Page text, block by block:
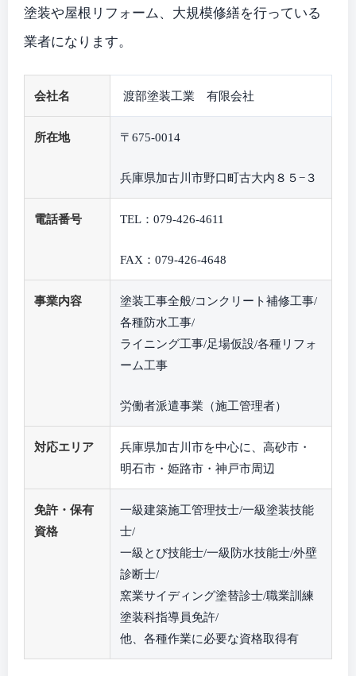
塗装や屋根リフォーム、大規模修繕を行っている
業者になります。
会社名 渡部塗装工業 有限会社
所在地 〒675-0014
兵庫県加古川市野口町古大内８５−３
電話番号 TEL：079-426-4611
FAX：079-426-4648
事業内容
塗装工事全般/コンクリート補修工事/
各種防水工事/
ライニング工事/足場仮設/各種リフォ
ーム工事
労働者派遣事業（施工管理者）
対応エリア
兵庫県加古川市を中心に、高砂市・
明石市・姫路市・神戸市周辺
免許・保有
資格
一級建築施工管理技士/一級塗装技能
士/
一級とび技能士/一級防水技能士/外壁
診断士/
窯業サイディング塗替診士/職業訓練
塗装科指導員免許/
他、各種作業に必要な資格取得有